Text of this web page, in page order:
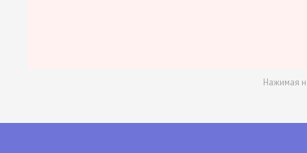
Нажимая